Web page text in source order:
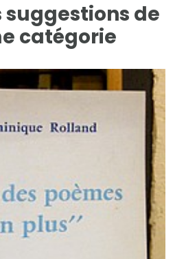
suggestions de
catégorie